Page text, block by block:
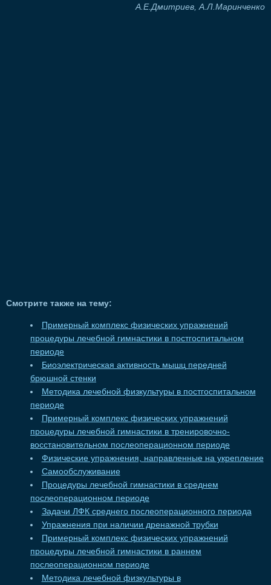
А.Е.Дмитриев, А.Л.Маринченко
Смотрите также на тему:
Примерный комплекс физических упражнений
процедуры лечебной гимнастики в постгоспитальном
периоде
Биоэлектрическая активность мышц передней
брюшной стенки
Методика лечебной физкультуры в постгоспитальном
периоде
Примерный комплекс физических упражнений
процедуры лечебной гимнастики в тренировочно-
восстановительном послеоперационном периоде
Физические упражнения, направленные на укрепление
Самообслуживание
Процедуры лечебной гимнастики в среднем
послеоперационном периоде
Задачи ЛФК среднего послеоперационного периода
Упражнения при наличии дренажной трубки
Примерный комплекс физических упражнений
процедуры лечебной гимнастики в раннем
послеоперационном периоде
Методика лечебной физкультуры в